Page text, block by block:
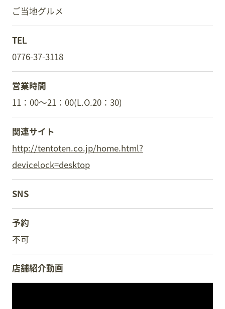
ご当地グルメ
TEL
0776-37-3118
営業時間
11：00～21：00(L.O.20：30)
関連サイト
http://tentoten.co.jp/home.html?
devicelock=desktop
SNS
予約
不可
店舗紹介動画